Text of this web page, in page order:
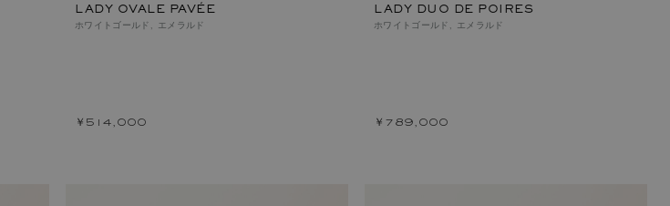
LADY OVALE PAVÉE
ホワイトゴールド, エメラルド
￥514,000
LADY DUO DE POIRES
ホワイトゴールド, エメラルド
￥789,000